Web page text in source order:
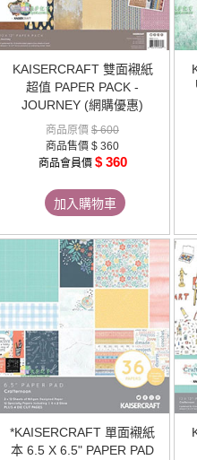
KAISERCRAFT 雙面襯紙
超值 PAPER PACK -
JOURNEY (網購優惠)
商品原價 $ 600
商品售價 $ 360
商品會員價 $ 360
加入購物車
*KAISERCRAFT 單面襯紙
本 6.5 X 6.5" PAPER PAD